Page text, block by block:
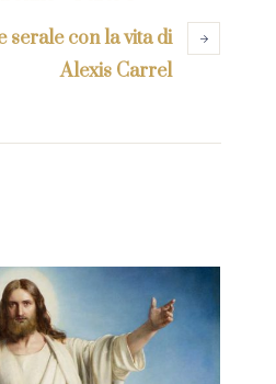
serale con la vita di
Alexis Carrel